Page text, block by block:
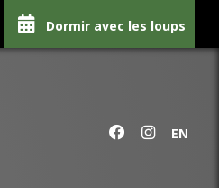
Dormir avec les loups
EN